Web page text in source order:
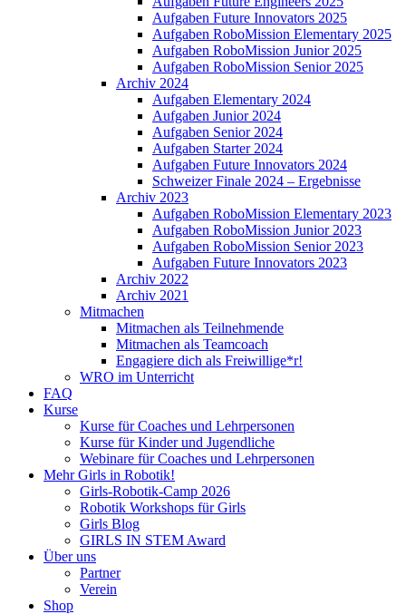
Aufgaben Future Innovators 2025
Aufgaben RoboMission Elementary 2025
Aufgaben RoboMission Junior 2025
Aufgaben RoboMission Senior 2025
Archiv 2024
Aufgaben Elementary 2024
Aufgaben Junior 2024
Aufgaben Senior 2024
Aufgaben Starter 2024
Aufgaben Future Innovators 2024
Schweizer Finale 2024 – Ergebnisse
Archiv 2023
Aufgaben RoboMission Elementary 2023
Aufgaben RoboMission Junior 2023
Aufgaben RoboMission Senior 2023
Aufgaben Future Innovators 2023
Archiv 2022
Archiv 2021
Mitmachen
Mitmachen als Teilnehmende
Mitmachen als Teamcoach
Engagiere dich als Freiwillige*r!
WRO im Unterricht
FAQ
Kurse
Kurse für Coaches und Lehrpersonen
Kurse für Kinder und Jugendliche
Webinare für Coaches und Lehrpersonen
Mehr Girls in Robotik!
Girls-Robotik-Camp 2026
Robotik Workshops für Girls
Girls Blog
GIRLS IN STEM Award
Über uns
Partner
Verein
Shop